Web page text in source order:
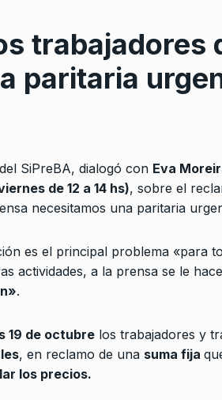
trabajadores
paritaria
SiPreBA, dialogó con Eva
de 12 a 14 hs), sobre el
necesitamos una paritaria
es el principal problema «para
actividades, a la prensa se le
.
19 de octubre los trabajadores y
, en reclamo de una suma fija
los precios.
de miércoles:,
Sztulwark, Horowicz y
HOY
27 De Noviembre De
nueva ley de
6 De Septiembre De 2022
8